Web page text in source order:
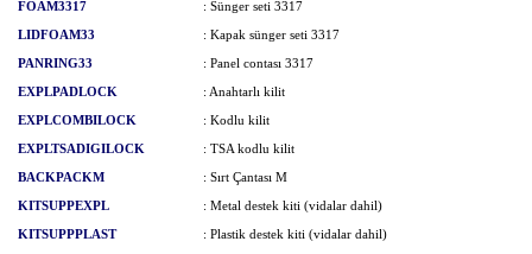
FOAM3317
: Sünger seti 3317
LIDFOAM33
: Kapak sünger seti 3317
PANRING33
: Panel contası 3317
EXPLPADLOCK
: Anahtarlı kilit
EXPLCOMBILOCK
: Kodlu kilit
EXPLTSADIGILOCK
: TSA kodlu kilit
BACKPACKM
: Sırt Çantası M
KITSUPPEXPL
: Metal destek kiti (vidalar dahil)
KITSUPPPLAST
: Plastik destek kiti (vidalar dahil)